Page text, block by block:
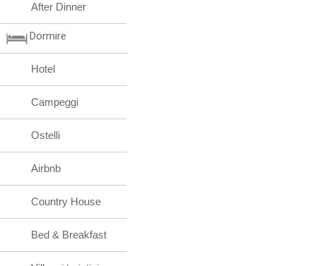
After Dinner
Dormire
Hotel
Campeggi
Ostelli
Airbnb
Country House
Bed & Breakfast